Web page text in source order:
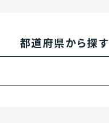
都道府県から探す